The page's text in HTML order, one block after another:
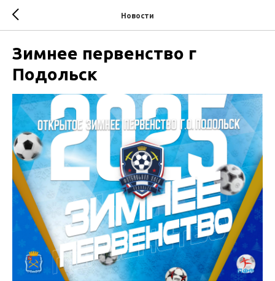
Новости
Зимнее первенство г
Подольск